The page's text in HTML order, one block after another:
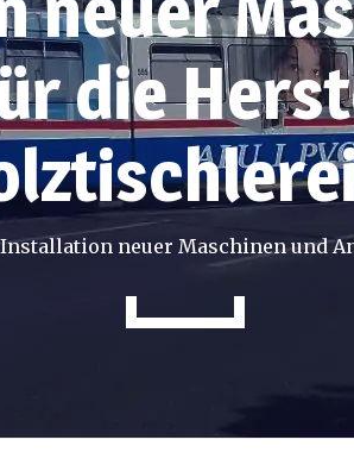
die
Installation neuer Maschinen und